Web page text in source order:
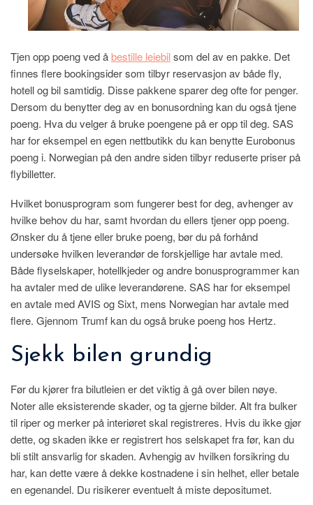
Tjen opp poeng ved åbestille leiebilsom del av en pakke. Det
finnes flere bookingsider som tilbyr reservasjon av både fly,
hotell og bil samtidig. Disse pakkene sparer deg ofte for penger.
Dersom du benytter deg av en bonusordning kan du også tjene
poeng. Hva du velger å bruke poengene på er opp til deg. SAS
har for eksempel en egen nettbutikk du kan benytte Eurobonus
poeng i. Norwegian på den andre siden tilbyr reduserte priser på
flybilletter.
Hvilket bonusprogram som fungerer best for deg, avhenger av
hvilke behov du har, samt hvordan du ellers tjener opp poeng.
Ønsker du å tjene eller bruke poeng, bør du på forhånd
undersøke hvilken leverandør de forskjellige har avtale med.
Både flyselskaper, hotellkjeder og andre bonusprogrammer kan
ha avtaler med de ulike leverandørene. SAS har for eksempel
en avtale med AVIS og Sixt, mens Norwegian har avtale med
flere. Gjennom Trumf kan du også bruke poeng hos Hertz.
Sjekk bilen grundig
Før du kjører fra bilutleien er det viktig å gå over bilen nøye.
Noter alle eksisterende skader, og ta gjerne bilder. Alt fra bulker
til riper og merker på interiøret skal registreres. Hvis du ikke gjør
dette, og skaden ikke er registrert hos selskapet fra før, kan du
bli stilt ansvarlig for skaden. Avhengig av hvilken forsikring du
har, kan dette være å dekke kostnadene i sin helhet, eller betale
en egenandel. Du risikerer eventuelt å miste depositumet.